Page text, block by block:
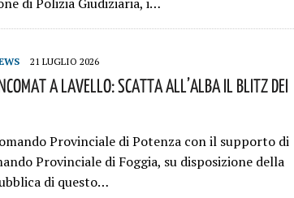
21 LUGLIO 2026
A Lavello: Scatta All’alba Il Blitz Dei
Provinciale di Potenza con il supporto di
Provinciale di Foggia, su disposizione della
di questo…